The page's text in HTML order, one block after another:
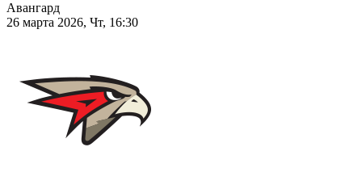
Авангард
26 марта 2026, Чт, 16:30